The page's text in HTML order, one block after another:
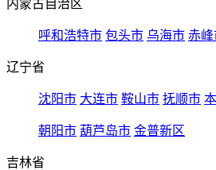
内蒙古自治区
呼和浩特市 包头市 乌海市 赤峰
辽宁省
沈阳市 大连市 鞍山市 抚顺市
朝阳市 葫芦岛市 金普新区
吉林省